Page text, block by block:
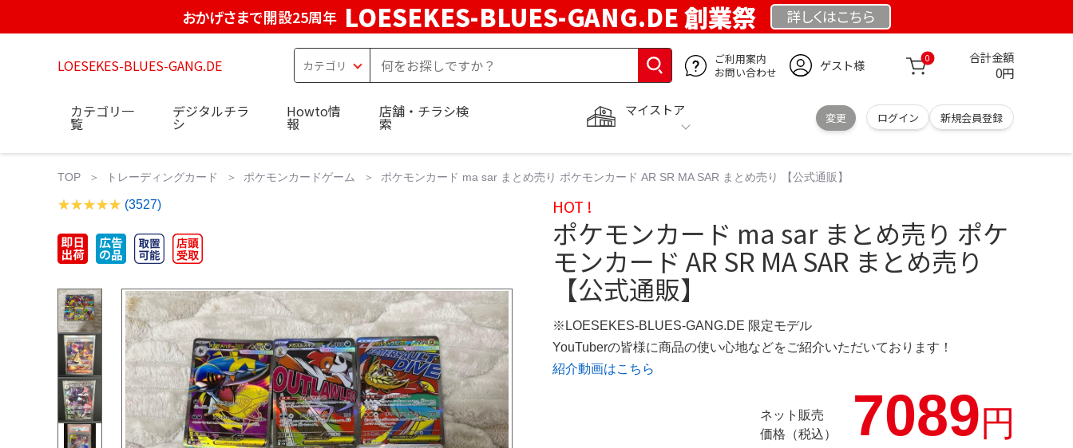
おかげさまで開設25周年 LOESEKES-BLUES-GANG.DE 創業祭 詳しくはこちら
LOESEKES-BLUES-GANG.DE
ご利用案内
お問い合わせ
ゲスト様 0 合計金額
0円
マイストア
変更 ログイン 新規会員登録
カテゴリ一
覧
デジタルチラ
シ
Howto情
報
店舗・チラシ検
索
TOP トレーディングカード ポケモンカードゲーム ポケモンカード ma sar まとめ売り ポケモンカード AR SR MA SAR まとめ売り 【公式通販】
(3527) HOT !
ポケモンカード ma sar まとめ売り ポケ
モンカード AR SR MA SAR まとめ売り
【公式通販】
※LOESEKES-BLUES-GANG.DE 限定モデル
YouTuberの皆様に商品の使い心地などをご紹介いただいております！
紹介動画はこちら
ネット販売
価格（税込）
7089円